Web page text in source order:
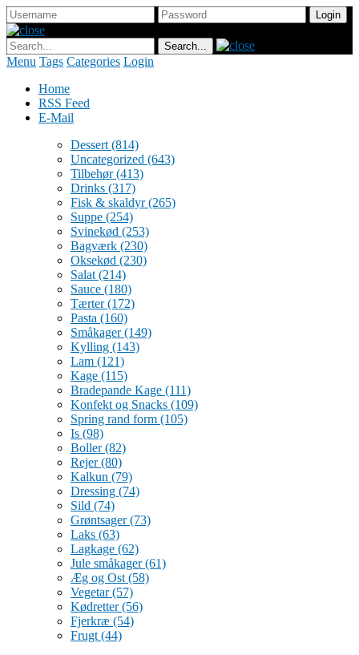
Menu Tags Categories Login
Home
RSS Feed
E-Mail
Dessert (814)
Uncategorized (643)
Tilbehør(413)
Drinks (317)
Fisk & skaldyr(265)
Suppe (254)
Svinekød (253)
Bagværk (230)
Oksekød (230)
Salat (214)
Sauce (180)
Tærter(172)
Pasta (160)
Småkager(149)
Kylling (143)
Lam (121)
Kage (115)
Bradepande Kage (111)
Konfekt og Snacks (109)
Spring rand form (105)
Is (98)
Boller(82)
Rejer(80)
Kalkun (79)
Dressing (74)
Sild (74)
Grøntsager(73)
Laks (63)
Lagkage (62)
Jule småkager(61)
Æg og Ost (58)
Vegetar(57)
Kødretter(56)
Fjerkræ (54)
Frugt (44)